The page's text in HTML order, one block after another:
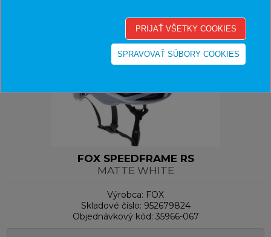
-14%
FOX SPEEDFRAME RS
MATTE WHITE
Výrobca: FOX
Skladové číslo: 952679824
Objednávkový kód: 35966-067